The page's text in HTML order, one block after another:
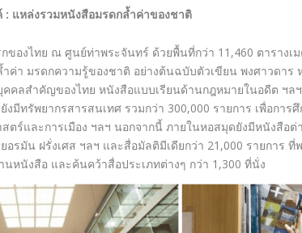
: แหล่งรวมหนังสือมรดกล้ำค่าของชาติ
องไทย ณ ศูนย์ท่าพระจันทร์ ด้วยพื้นที่กว่า 11,460 ตารางเ
ค่า มรดกความรู้ของชาติ อย่างต้นฉบับตัวเขียน พงศาวดาร
คลสำคัญของไทย หนังสือแบบเรียนด้านกฎหมายในอดีต ฯล
มีทรัพยากรสารสนเทศ รวมกว่า 300,000 รายการ เพื่อการ
ตร์และการเมือง ฯลฯ นอกจากนี้ ภายในหอสมุดยังมีหนังสือต่
รมัน ฝรั่งเศส ฯลฯ และสื่อมัลติมีเดียกว่า 21,000 รายการ
หนังสือ และค้นคว้าสื่อประเภทต่างๆ กว่า 1,300 ที่นั่ง